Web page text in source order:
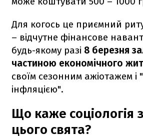
Для когось це приємний
– відчутне фінансове
будь-якому разі 8 березня
частиною економічного
своїм сезонним ажіотажем і
інфляцією".
Що каже соціологія
цього свята?